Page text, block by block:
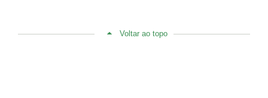
Voltar ao topo